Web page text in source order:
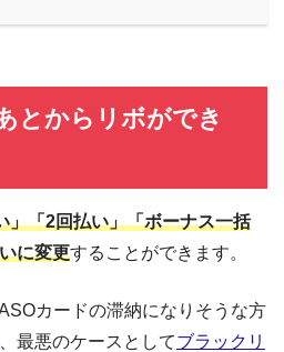
とからリボができ
」「2回払い」「ボーナス一括
に変更することができます。
カードの滞納になりそうな方
、最悪のケースとしてブラックリ